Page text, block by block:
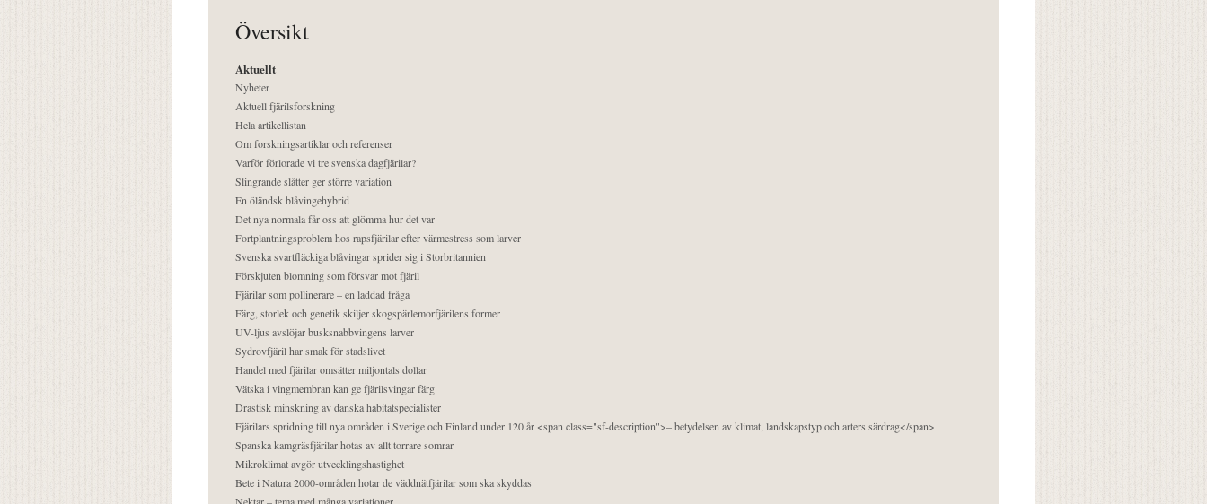
Översikt
Aktuellt
Nyheter
Aktuell fjärilsforskning
Hela artikellistan
Om forskningsartiklar och referenser
Varför förlorade vi tre svenska dagfjärilar?
Slingrande slåtter ger större variation
En öländsk blåvingehybrid
Det nya normala får oss att glömma hur det var
Fortplantningsproblem hos rapsfjärilar efter värmestress som larver
Svenska svartfläckiga blåvingar sprider sig i Storbritannien
Förskjuten blomning som försvar mot fjäril
Fjärilar som pollinerare – en laddad fråga
Färg, storlek och genetik skiljer skogspärlemorfjärilens former
UV-ljus avslöjar busksnabbvingens larver
Sydrovfjäril har smak för stadslivet
Handel med fjärilar omsätter miljontals dollar
Vätska i vingmembran kan ge fjärilsvingar färg
Drastisk minskning av danska habitatspecialister
Fjärilars spridning till nya områden i Sverige och Finland under 120 år <span class="sf-description">– betydelsen av klimat, landskapstyp och arters särdrag</span>
Spanska kamgräsfjärilar hotas av allt torrare somrar
Mikroklimat avgör utvecklingshastighet
Bete i Natura 2000-områden hotar de väddnätfjärilar som ska skyddas